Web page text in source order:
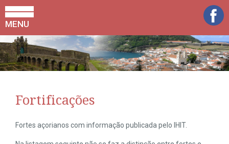
MENU
Fortificações
Fortes açorianos com informação publicada pelo IHIT.